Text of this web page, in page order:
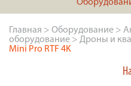
Главная > Оборудование >
оборудование > Дроны и
Mini Pro RTF 4K